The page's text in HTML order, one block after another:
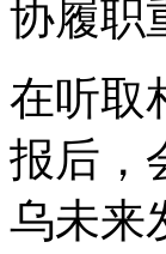
协履职
在听取
报后，
乌未来